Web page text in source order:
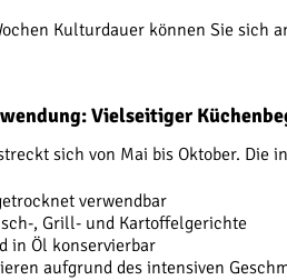
Kulturdauer können Sie sich
Vielseitiger
sich von Mai bis Oktober.
verwendbar
, Grill- und Kartoffelgerichte
in Öl konservierbar
aufgrund des intensiven